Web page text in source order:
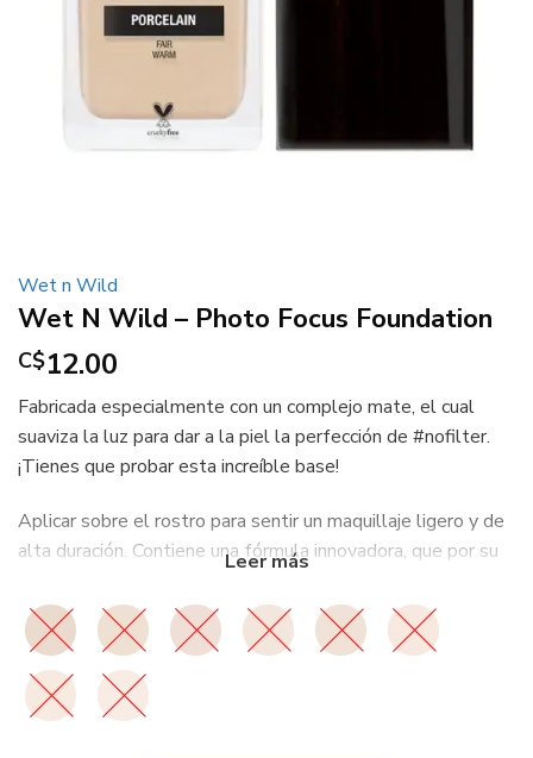
Wet n Wild
Wet N Wild – Photo Focus Foundation
C$12.00
Fabricada especialmente con un complejo mate, el cual
suaviza la luz para dar a la piel la perfección de #nofilter.
¡Tienes que probar esta increíble base!
Aplicar sobre el rostro para sentir un maquillaje ligero y de
alta duración. Contiene una fórmula innovadora, que por su